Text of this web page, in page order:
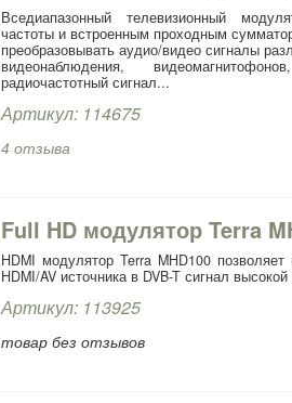
Вседиапазонный телевизионный
частоты и встроенным проходным
преобразовывать аудио/видео сигналы
видеонаблюдения,
радиочастотный сигнал...
Артикул: 114675
4 отзыва
Full HD модулятор Terra
HDMI модулятор Terra MHD100
HDMI/AV источника в DVB-T сигнал высокой
Артикул: 113925
товар без отзывов